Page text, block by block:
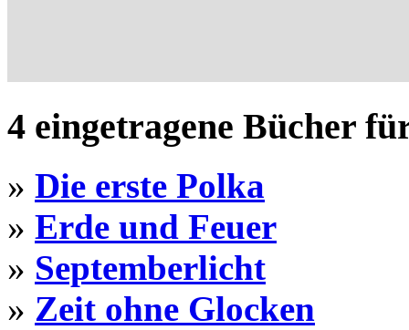
4 eingetragene Bücher
» Die erste Polka
» Erde und Feuer
» Septemberlicht
» Zeit ohne Glocken